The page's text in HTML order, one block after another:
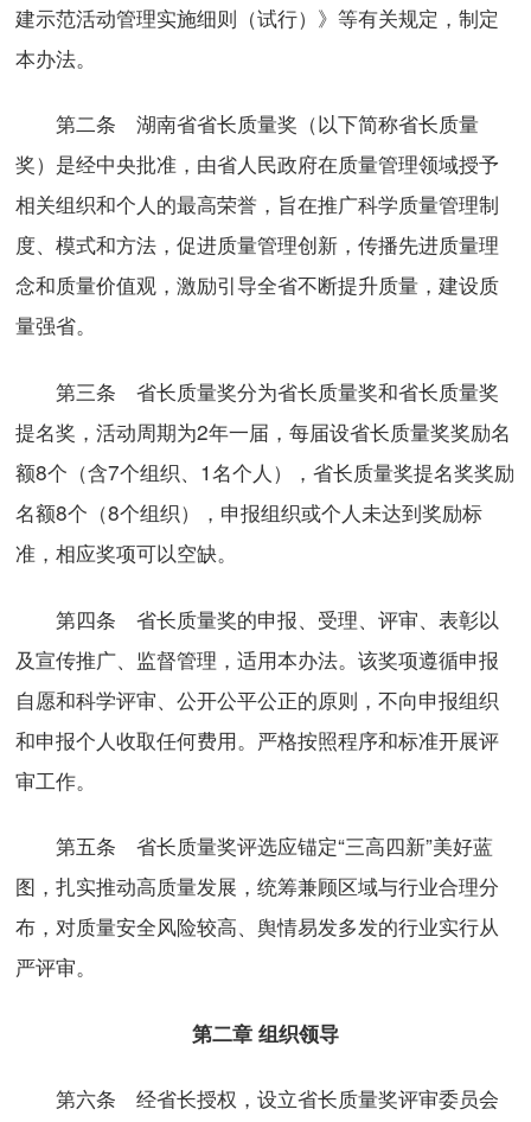
建示范活动管理实施细则（试行）》等有关规定，制定
本办法。
第二条 湖南省省长质量奖（以下简称省长质量
奖）是经中央批准，由省人民政府在质量管理领域授予
相关组织和个人的最高荣誉，旨在推广科学质量管理制
度、模式和方法，促进质量管理创新，传播先进质量理
念和质量价值观，激励引导全省不断提升质量，建设质
量强省。
第三条 省长质量奖分为省长质量奖和省长质量奖
提名奖，活动周期为2年一届，每届设省长质量奖奖励名
额8个（含7个组织、1名个人），省长质量奖提名奖奖励
名额8个（8个组织），申报组织或个人未达到奖励标
准，相应奖项可以空缺。
第四条 省长质量奖的申报、受理、评审、表彰以
及宣传推广、监督管理，适用本办法。该奖项遵循申报
自愿和科学评审、公开公平公正的原则，不向申报组织
和申报个人收取任何费用。严格按照程序和标准开展评
审工作。
第五条 省长质量奖评选应锚定“三高四新”美好蓝
图，扎实推动高质量发展，统筹兼顾区域与行业合理分
布，对质量安全风险较高、舆情易发多发的行业实行从
严评审。
第二章 组织领导
第六条 经省长授权，设立省长质量奖评审委员会